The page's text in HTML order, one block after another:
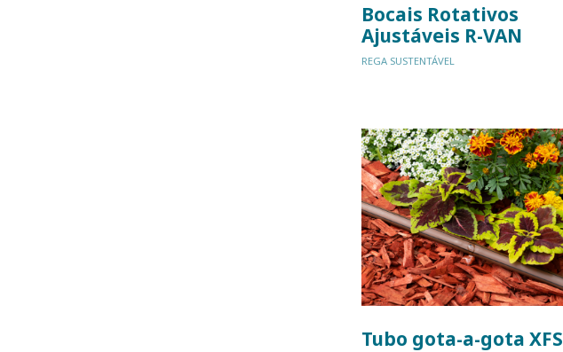
Bocais Rotativos
Ajustáveis R-VAN
REGA SUSTENTÁVEL
Tubo gota-a-gota XFS